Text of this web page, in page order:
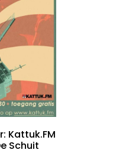
Kattuk.FM
Schuit